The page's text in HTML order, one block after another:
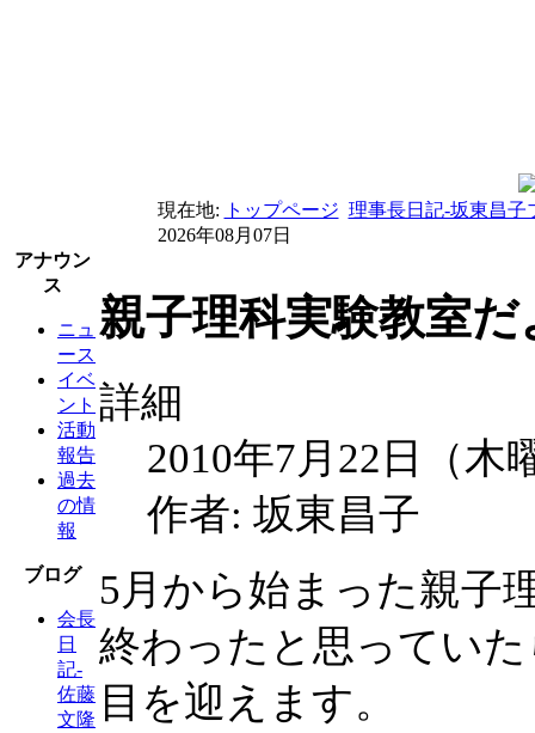
現在地: トップページ 理事長日記-坂東昌子
2026年08月07日
アナウン
ス
ニュ
ース
イベ
ント
活動
報告
過去
の情
報
ブログ
会長
日
記-
佐藤
文隆
親子理科実験教室
詳細
2010年7月22日（木
作者: 坂東昌子
5月から始まった親子
終わったと思ってい
目を迎えます。